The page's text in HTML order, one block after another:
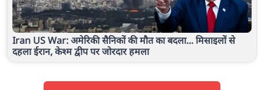
Iran US War: अमेरिकी सैनिकों की मौत का बदला... मिसाइलों से
दहला ईरान, केश्म द्वीप पर जोरदार हमला